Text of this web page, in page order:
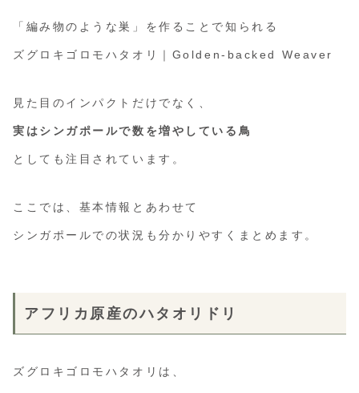
「編み物のような巣」を作ることで知られる
ズグロキゴロモハタオリ｜Golden-backed Weaver
見た目のインパクトだけでなく、
実はシンガポールで数を増やしている鳥
としても注目されています。
ここでは、基本情報とあわせて
シンガポールでの状況も分かりやすくまとめます。
アフリカ原産のハタオリドリ
ズグロキゴロモハタオリは、